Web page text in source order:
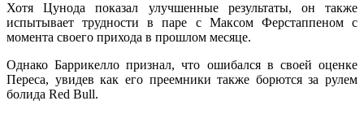
Хотя Цунода показал улучшенные результаты, он также
испытывает трудности в паре с Максом Ферстаппеном с
момента своего прихода в прошлом месяце.
Однако Баррикелло признал, что ошибался в своей оценке
Переса, увидев как его преемники также борются за рулем
болида Red Bull.